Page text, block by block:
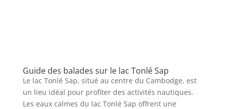
Guide des balades sur le lac Tonlé Sap
Le lac Tonlé Sap, situé au centre du Cambodge, est
un lieu idéal pour profiter des activités nautiques.
Les eaux calmes du lac Tonlé Sap offrent une